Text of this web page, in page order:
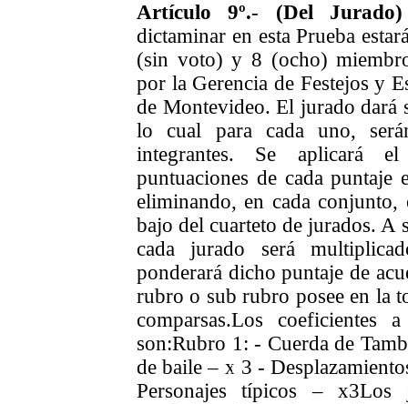
Artículo 9º.- (Del Jurado)
dictaminar en esta Prueba
(sin voto) y 8 (ocho)
por la Gerencia de Festejos y
de Montevideo.El jurado dará
lo cual para cada uno,
integrantes. Se aplicará
puntuaciones de cada
eliminando, en cada
bajo del cuarteto de jurados. A
cada jurado será
ponderará dicho puntaje de
rubro o sub rubro posee en la
comparsas.Los coeficientes
son:Rubro 1: - Cuerda de
de baile – x 3 -
Personajes típicos – x3Los